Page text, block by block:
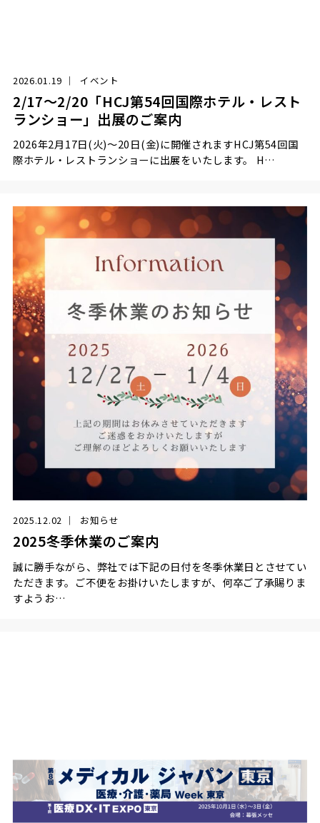
2026.01.19 イベント
2/17～2/20「HCJ第54回国際ホテル・レスト
ランショー」出展のご案内
2026年2月17日(火)～20日(金)に開催されますHCJ第54回国
際ホテル・レストランショーに出展をいたします。 H…
2025.12.02 お知らせ
2025冬季休業のご案内
誠に勝手ながら、弊社では下記の日付を冬季休業日とさせてい
ただきます。ご不便をお掛けいたしますが、何卒ご了承賜りま
すようお…